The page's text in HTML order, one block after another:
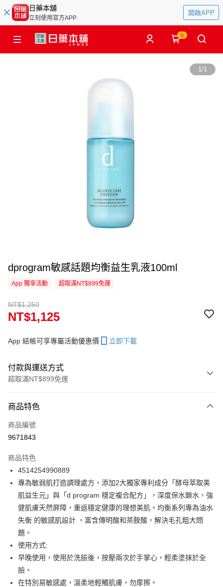
日藥本舖
立刻使用官方APP
開啟APP
0
1/1
dprogram敏感話題均衡益生乳液100ml
App 獨享活動 超取滿NT$899免運
NT$1,250
NT$1,125
App 結帳可享專屬活動優惠價 立即下載
付款與運送方式
超取滿NT$899免運
信用卡一次付款
信用卡分期付款
合作金庫商業銀行
華南商業銀行
上海商業儲蓄銀行
台北富邦商業銀行
國泰世華商業銀行
兆豐國際商業銀行
臺灣中小企業銀行
台中商業銀行
匯豐（台灣）商業銀行
華泰商業銀行
聯邦商業銀行
遠東國際商業銀行
元大商業銀行
玉山商業銀行
台新國際商業銀行
中國信託商業銀行
台灣樂天信用卡公司
LINE Pay
Apple Pay
街口支付
Google Pay
商品特色
商品編號
9671843
商品特色
4514254990889
專為敏弱肌打造調理處方，添加2大獨家專利成分「酵母萃取美
肌益生元」與「d program 穩定複合配方」，深度保水鎖水，強
健肌膚天然屏障，重返穩定健康的理想美肌。均衡系列專為油水
失衡 的敏感肌設計 ，富含傳明酸和茶胺酸，解決毛孔粗大問
題。
使用方式:
早晚使用，使用於洗臉後，按壓兩次於手掌心，輕柔塗抹於全
臉。
在特別易敏感處，溫柔地輕觸肌膚，勿摩擦。